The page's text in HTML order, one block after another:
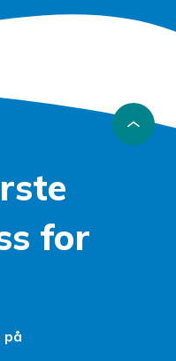
for
på